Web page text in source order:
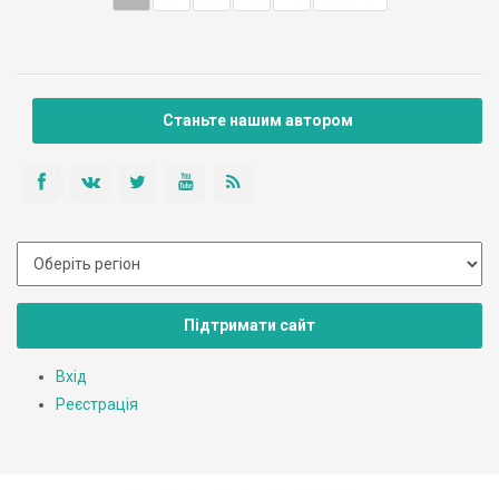
Станьте нашим автором
Підтримати сайт
Вхід
Реєстрація